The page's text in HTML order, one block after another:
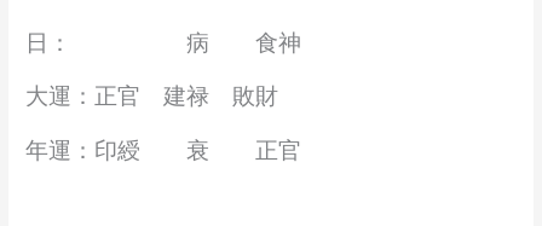
日： 病 食神
大運：正官 建禄 敗財
年運：印綬 衰 正官